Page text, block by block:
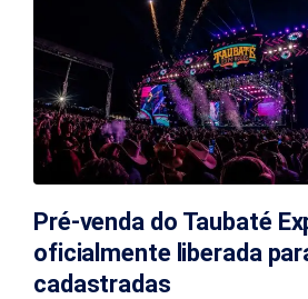
Pré-venda do Taubaté
oficialmente liberada
cadastradas